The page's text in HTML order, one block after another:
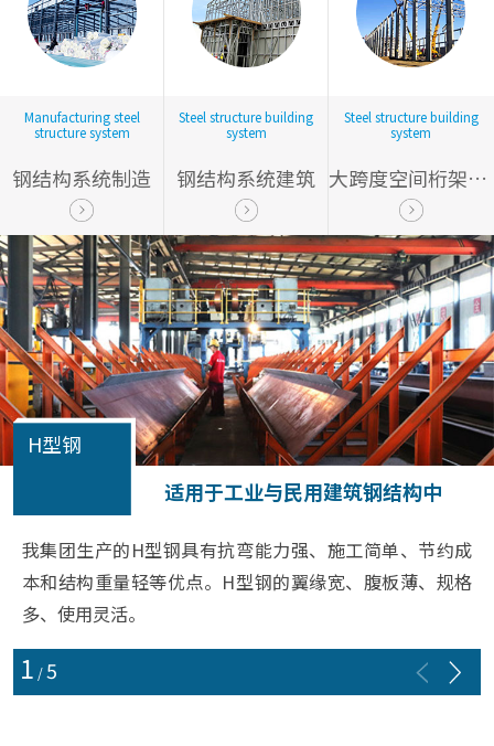
Manufacturing steel
structure system
钢结构系统制造
Steel structure building
system
钢结构系统建筑
Steel structure building
system
大跨度空间桁架结构
H型钢
适用于工业与民用建筑钢结构中
我集团生产的H型钢具有抗弯能力强、施工简单、节约成
本和结构重量轻等优点。H型钢的翼缘宽、腹板薄、规格
多、使用灵活。
1 /5